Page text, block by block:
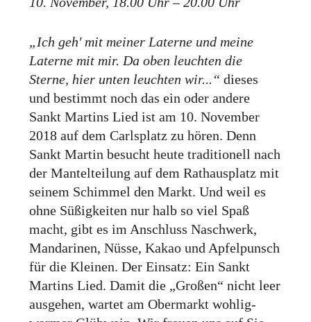
„Ich geh' mit meiner Laterne und meine
Laterne mit mir. Da oben leuchten die
Sterne, hier unten leuchten wir...“ dieses
und bestimmt noch das ein oder andere
Sankt Martins Lied ist am 10. November
2018 auf dem Carlsplatz zu hören. Denn
Sankt Martin besucht heute traditionell nach
der Mantelteilung auf dem Rathausplatz mit
seinem Schimmel den Markt. Und weil es
ohne Süßigkeiten nur halb so viel Spaß
macht, gibt es im Anschluss Naschwerk,
Mandarinen, Nüsse, Kakao und Apfelpunsch
für die Kleinen. Der Einsatz: Ein Sankt
Martins Lied. Damit die „Großen“ nicht leer
ausgehen, wartet am Obermarkt wohlig-